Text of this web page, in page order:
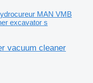
MAN VMB
excavator s
vacuum cleaner